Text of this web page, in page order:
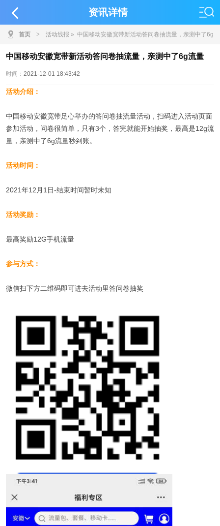
资讯详情
首页 > 活动线报 » 中国移动安徽宽带新活动答问卷抽流量，亲测中了6g
流量
中国移动安徽宽带新活动答问卷抽流量，亲测中了6g流量
时间： 2021-12-01 18:43:42
活动介绍：
中国移动安徽宽带足心举办的答问卷抽流量活动，扫码进入活动页面
参加活动，问卷很简单，只有3个，答完就能开始抽奖，最高是12g流
量，亲测中了6g流量秒到账。
活动时间：
2021年12月1日-结束时间暂时未知
活动奖励：
最高奖励12G手机流量
参与方式：
微信扫下方二维码即可进去活动里答问卷抽奖